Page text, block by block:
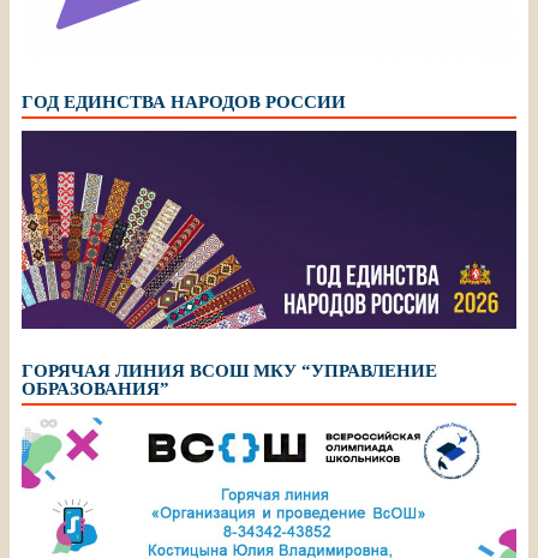
ГОД ЕДИНСТВА НАРОДОВ РОССИИ
ГОРЯЧАЯ ЛИНИЯ ВСОШ МКУ “УПРАВЛЕНИЕ
ОБРАЗОВАНИЯ”